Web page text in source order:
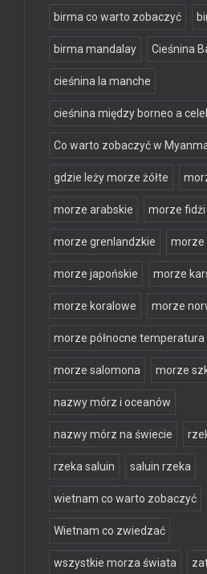
birma co warto zobaczyć
birma mandalay Cieśnina
cieśnina la manche
cieśnina między borneo a
Co warto zobaczyć w
gdzie leży morze żółte
morze arabskie morze fidżi
morze grenlandzkie morze
morze japońskie morze
morze koralowe morze
morze północne temperatura
morze salomona morze
nazwy mórz i oceanów
nazwy mórz na świecie
rzeka saluin saluin rzeka
wietnam co warto zobaczyć
Wietnam co zwiedzać
wszystkie morza świata